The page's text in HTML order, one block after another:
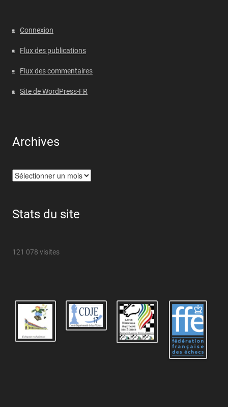
Connexion
Flux des publications
Flux des commentaires
Site de WordPress-FR
Archives
Archives
Stats du site
121 078 visites